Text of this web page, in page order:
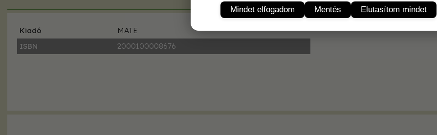
Kiadó
MATE
ISBN
2000100008676
Mindet elfogadom Mentés Elutasítom mindet